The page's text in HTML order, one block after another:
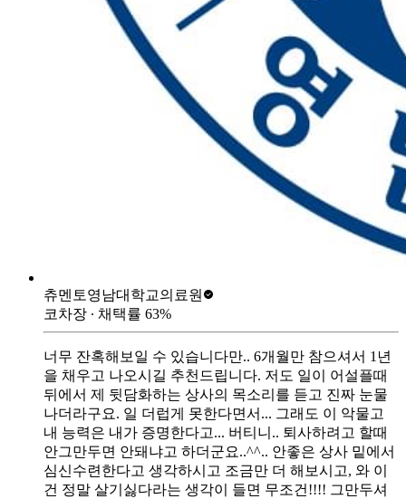
츄멘토영남대학교의료원
코차장 ∙ 채택률 63%
너무 잔혹해보일 수 있습니다만.. 6개월만 참으셔서 1년
을 채우고 나오시길 추천드립니다. 저도 일이 어설플때
뒤에서 제 뒷담화하는 상사의 목소리를 듣고 진짜 눈물
나더라구요. 일 더럽게 못한다면서... 그래도 이 악물고
내 능력은 내가 증명한다고... 버티니.. 퇴사하려고 할때
안그만두면 안돼냐고 하더군요..^^.. 안좋은 상사 밑에서
심신수련한다고 생각하시고 조금만 더 해보시고, 와 이
건 정말 살기싫다라는 생각이 들면 무조건!!!! 그만두셔